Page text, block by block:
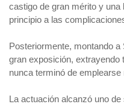
castigo de gran mérito y una
principio a las
Posteriormente, montando
gran exposición, extrayendo
nunca terminó de emplearse
La actuación alcanzó uno